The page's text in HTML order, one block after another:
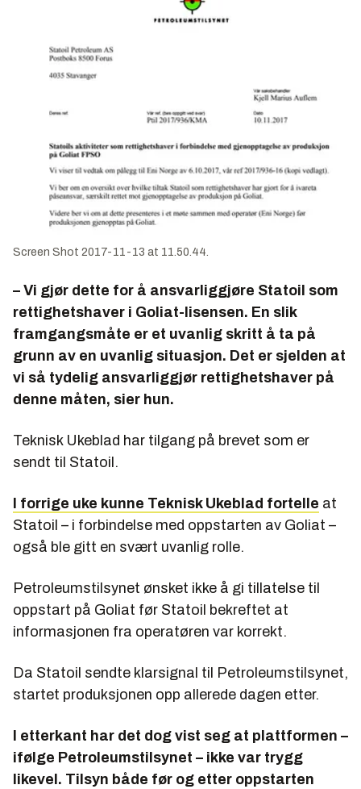
Screen Shot 2017-11-13 at 11.50.44.
– Vi gjør dette for å ansvarliggjøre Statoil som
rettighetshaver i Goliat-lisensen. En slik
framgangsmåte er et uvanlig skritt å ta på
grunn av en uvanlig situasjon. Det er sjelden at
vi så tydelig ansvarliggjør rettighetshaver på
denne måten, sier hun.
Teknisk Ukeblad har tilgang på brevet som er
sendt til Statoil.
I forrige uke kunne Teknisk Ukeblad fortelle at
Statoil – i forbindelse med oppstarten av Goliat –
også ble gitt en svært uvanlig rolle.
Petroleumstilsynet ønsket ikke å gi tillatelse til
oppstart på Goliat før Statoil bekreftet at
informasjonen fra operatøren var korrekt.
Da Statoil sendte klarsignal til Petroleumstilsynet,
startet produksjonen opp allerede dagen etter.
I etterkant har det dog vist seg at plattformen –
ifølge Petroleumstilsynet – ikke var trygg
likevel. Tilsyn både før og etter oppstarten